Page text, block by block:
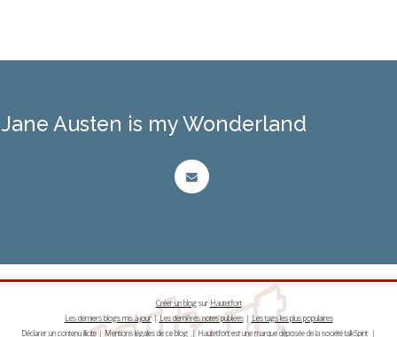
Jane Austen is my Wonderland
Créer un blogsur Hautetfort
Les derniers blogs mis à jour|Les dernières notes publiées| Les tags les plus populaires
Déclarer un contenu illicite| Mentions légales de ce blog |Hautetfortest une marque déposée de la société talkSpirit |